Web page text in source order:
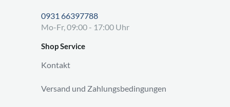
0931 66397788
Mo-Fr, 09:00 - 17:00 Uhr
Shop Service
Kontakt
Versand und Zahlungsbedingungen